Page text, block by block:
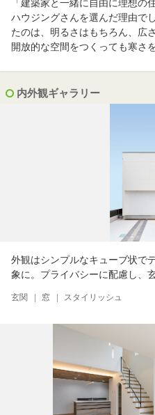
「建築家と一緒に自由に理想の
ハウジングさんを選んだ理由で
たのは、明るさはもちろん、広
開放的な空間をつくっても寒さ
内外観ギャラリー
外観はシンプルなキューブ状で
象に。プライバシーに配慮し、
玄関 窓 スタイリッシュ